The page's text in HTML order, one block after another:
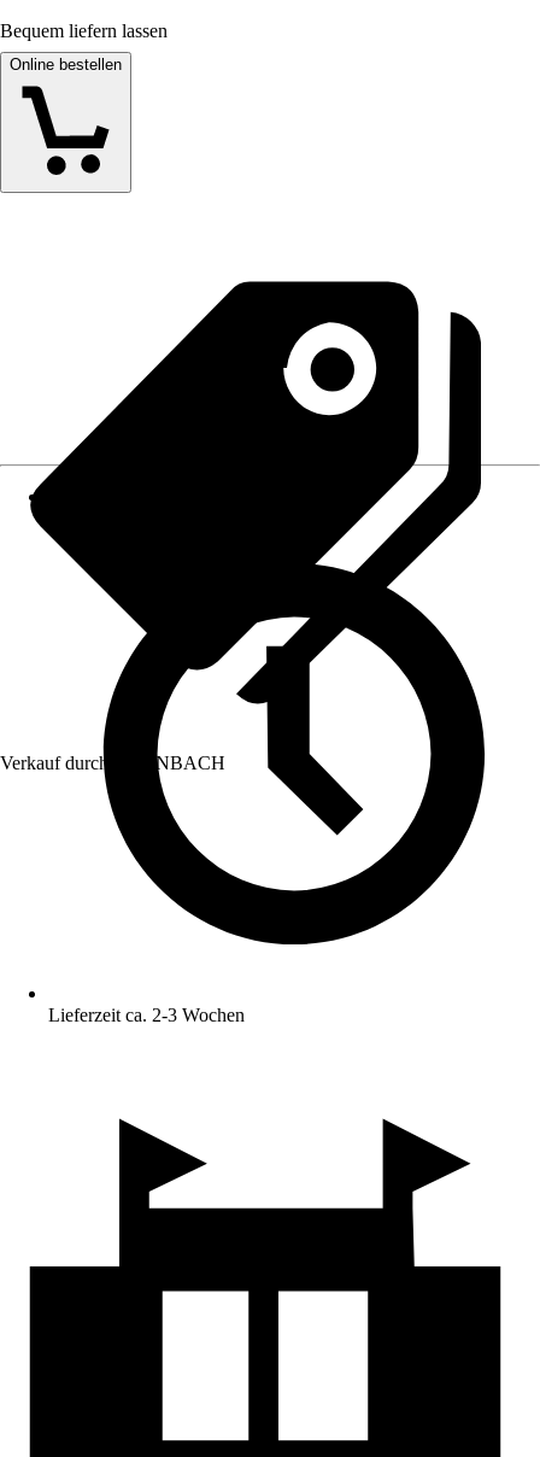
Bequem liefern lassen
Online bestellen
Verkauf durch: HORNBACH
Lieferzeit ca. 2-3 Wochen